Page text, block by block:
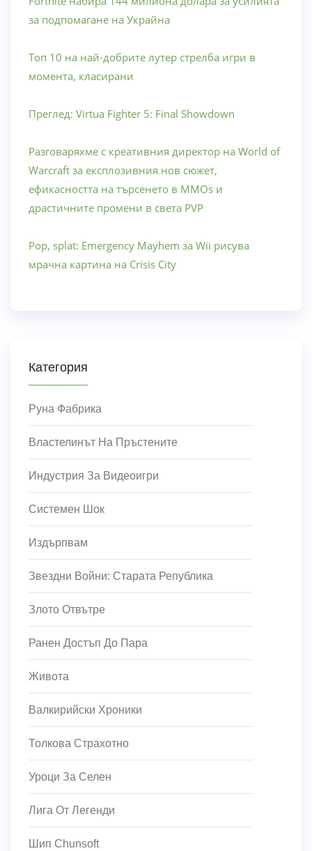
за подпомагане на Украйна
Топ 10 на най-добрите лутер стрелба игри в
момента, класирани
Преглед: Virtua Fighter 5: Final Showdown
Разговаряхме с креативния директор на World of
Warcraft за експлозивния нов сюжет,
ефикасността на търсенето в MMOs и
драстичните промени в света PVP
Pop, splat: Emergency Mayhem за Wii рисува
мрачна картина на Crisis City
Категория
Руна Фабрика
Властелинът На Пръстените
Индустрия За Видеоигри
Системен Шок
Издърпвам
Звездни Войни: Старата Република
Злото Отвътре
Ранен Достъп До Пара
Живота
Валкирийски Хроники
Толкова Страхотно
Уроци За Селен
Лига От Легенди
Шип Chunsoft